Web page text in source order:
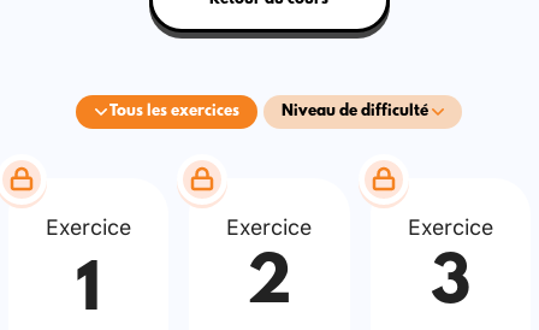
Tous les exercices Niveau de difficulté
Exercice
1
Exercice
2
Exercice
3